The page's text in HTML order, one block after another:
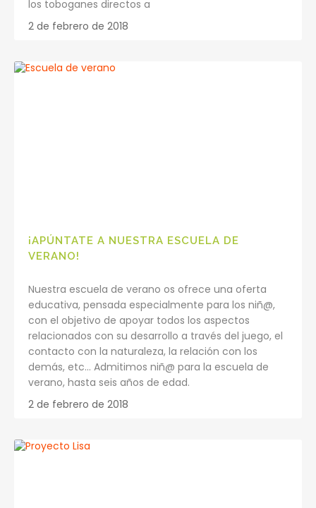
los toboganes directos a
2 de febrero de 2018
¡APÚNTATE A NUESTRA ESCUELA DE
VERANO!
Nuestra escuela de verano os ofrece una oferta
educativa, pensada especialmente para los niñ@,
con el objetivo de apoyar todos los aspectos
relacionados con su desarrollo a través del juego, el
contacto con la naturaleza, la relación con los
demás, etc… Admitimos niñ@ para la escuela de
verano, hasta seis años de edad.
2 de febrero de 2018